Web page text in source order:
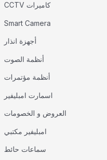
CCTV كاميرات
Smart Camera
أجهزة انذار
أنظمة الصوت
أنظمة مؤتمرات
اسمارت امبليفير
العروض و الخصومات
امبليفير مكتبي
سماعات حائط